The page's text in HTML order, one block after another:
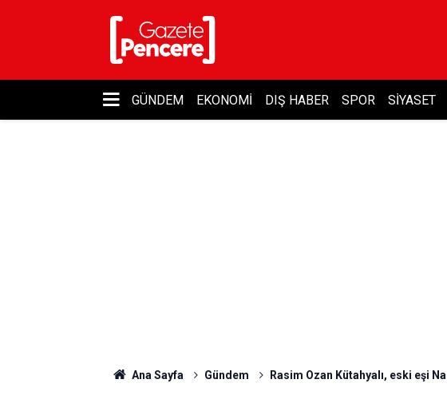
GÜNDEM EKONOMI DIŞ HABER SPOR SIYASET
Ana Sayfa Gündem Rasim Ozan Kütahyalı, eski eşi